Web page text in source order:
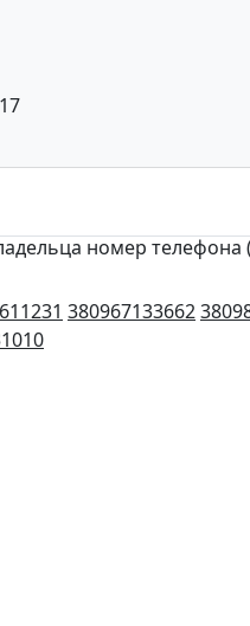
номер телефона
380967133662